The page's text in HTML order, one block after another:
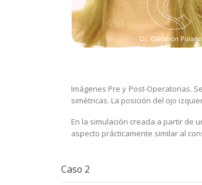
Imágenes Pre y Post-Operatorias.
simétricas. La posición del ojo
En la simulación creada a partir de
aspecto prácticamente similar al
Caso 2